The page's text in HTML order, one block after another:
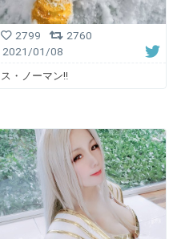
2799
2760
2021/01/08
ス・ノーマン‼️